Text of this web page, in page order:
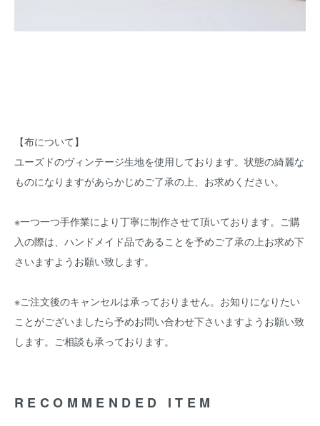
【布について】
ユーズドのヴィンテージ生地を使用しております。状態の綺麗な
ものになりますがあらかじめご了承の上、お求めください。
※一つ一つ手作業により丁寧に制作させて頂いております。ご購
入の際は、ハンドメイド品であることを予めご了承の上お求め下
さいますようお願い致します。
※ご注文後のキャンセルは承っておりません。お知りになりたい
ことがございましたら予めお問い合わせ下さいますようお願い致
します。ご相談も承っております。
RECOMMENDED ITEM